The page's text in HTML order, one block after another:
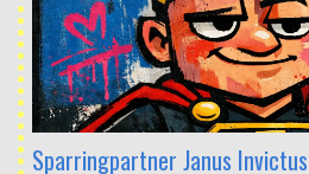
Sparringpartner Janus Invictus